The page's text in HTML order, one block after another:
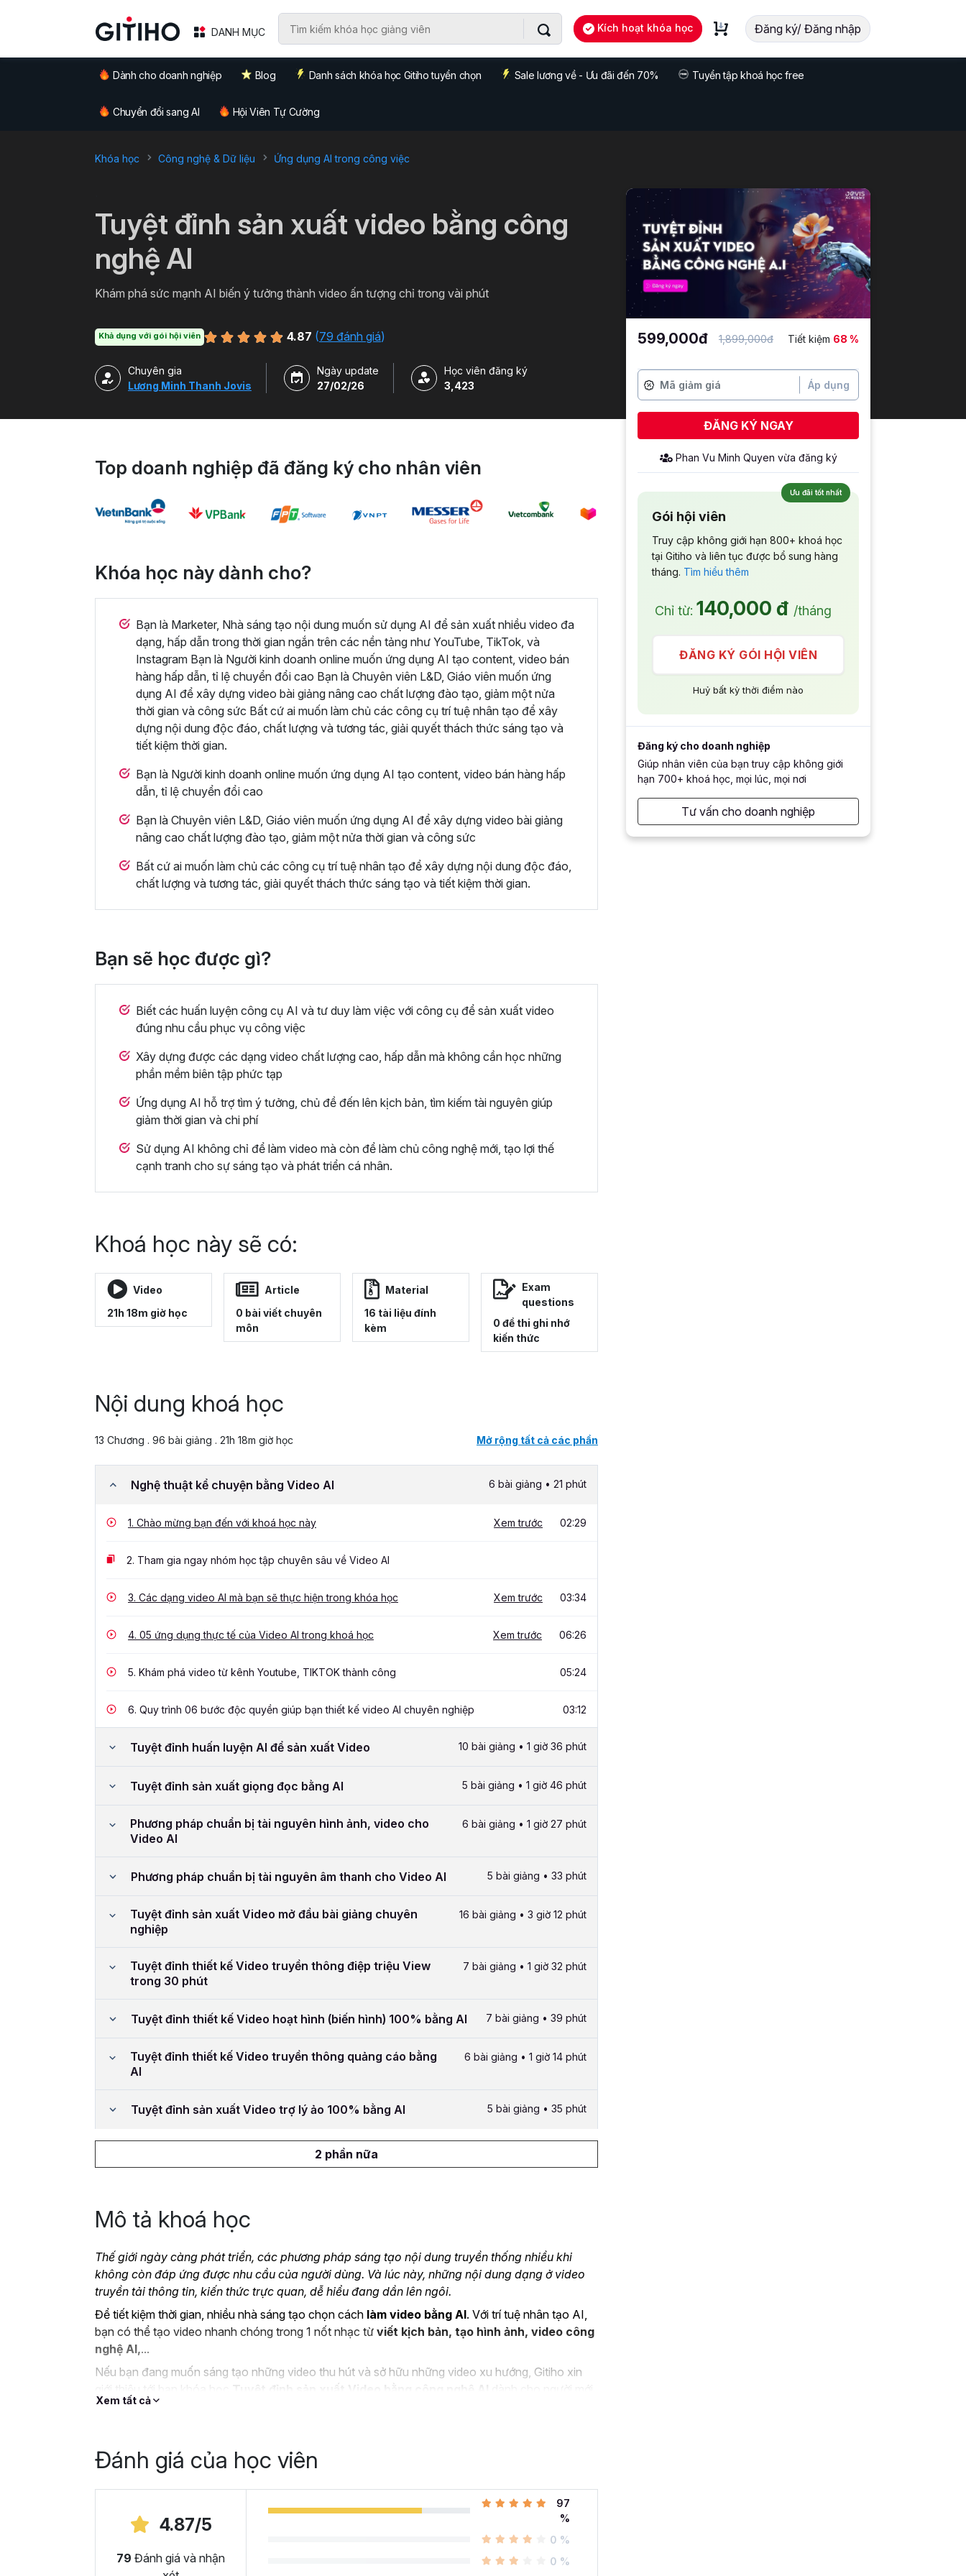
DANH MỤC Kích hoạt khóa học Đăng ký/ Đăng nhập
Dành cho doanh nghiệp Blog Danh sách khóa học Gitiho tuyển chọn Sale lương về - Ưu đãi đến 70% Tuyển tập khoá học free
Chuyển đổi sang AI Hội Viên Tự Cường
Khóa học Công nghệ & Dữ liệu Ứng dụng AI trong công việc
Tuyệt đỉnh sản xuất video bằng công
nghệ AI
Khám phá sức mạnh AI biến ý tưởng thành video ấn tượng chỉ trong vài phút
Khả dụng với gói hội viên 4.87 (79 đánh giá)
Chuyên gia
Lương Minh Thanh Jovis
Ngày update
27/02/26
Học viên đăng ký
3,423
Top doanh nghiệp đã đăng ký cho nhân viên
Khóa học này dành cho?
Bạn là Marketer, Nhà sáng tạo nội dung muốn sử dụng AI để sản xuất nhiều video đa
dạng, hấp dẫn trong thời gian ngắn trên các nền tảng như YouTube, TikTok, và
Instagram Bạn là Người kinh doanh online muốn ứng dụng AI tạo content, video bán
hàng hấp dẫn, tỉ lệ chuyển đổi cao Bạn là Chuyên viên L&D, Giáo viên muốn ứng
dụng AI để xây dựng video bài giảng nâng cao chất lượng đào tạo, giảm một nửa
thời gian và công sức Bất cứ ai muốn làm chủ các công cụ trí tuệ nhân tạo để xây
dựng nội dung độc đáo, chất lượng và tương tác, giải quyết thách thức sáng tạo và
tiết kiệm thời gian.
Bạn là Người kinh doanh online muốn ứng dụng AI tạo content, video bán hàng hấp
dẫn, tỉ lệ chuyển đổi cao
Bạn là Chuyên viên L&D, Giáo viên muốn ứng dụng AI để xây dựng video bài giảng
nâng cao chất lượng đào tạo, giảm một nửa thời gian và công sức
Bất cứ ai muốn làm chủ các công cụ trí tuệ nhân tạo để xây dựng nội dung độc đáo,
chất lượng và tương tác, giải quyết thách thức sáng tạo và tiết kiệm thời gian.
Bạn sẽ học được gì?
Biết các huấn luyện công cụ AI và tư duy làm việc với công cụ để sản xuất video
đúng nhu cầu phục vụ công việc
Xây dựng được các dạng video chất lượng cao, hấp dẫn mà không cần học những
phần mềm biên tập phức tạp
Ứng dụng AI hỗ trợ tìm ý tưởng, chủ đề đến lên kịch bản, tìm kiếm tài nguyên giúp
giảm thời gian và chi phí
Sử dụng AI không chỉ để làm video mà còn để làm chủ công nghệ mới, tạo lợi thế
cạnh tranh cho sự sáng tạo và phát triển cá nhân.
Khoá học này sẽ có:
Video
21h 18m giờ học
Article
0 bài viết chuyên
môn
Material
16 tài liệu đính
kèm
Exam
questions
0 đề thi ghi nhớ
kiến thức
Nội dung khoá học
13 Chương . 96 bài giảng . 21h 18m giờ học Mở rộng tất cả các phần
Nghệ thuật kể chuyện bằng Video AI 6 bài giảng • 21 phút
1. Chào mừng bạn đến với khoá học này Xem trước 02:29
2. Tham gia ngay nhóm học tập chuyên sâu về Video AI
3. Các dạng video AI mà bạn sẽ thực hiện trong khóa học Xem trước 03:34
4. 05 ứng dụng thực tế của Video AI trong khoá học Xem trước 06:26
5. Khám phá video từ kênh Youtube, TIKTOK thành công 05:24
6. Quy trình 06 bước độc quyền giúp bạn thiết kế video AI chuyên nghiệp 03:12
Tuyệt đỉnh huấn luyện AI để sản xuất Video 10 bài giảng • 1 giờ 36 phút
Tuyệt đỉnh sản xuất giọng đọc bằng AI 5 bài giảng • 1 giờ 46 phút
Phương pháp chuẩn bị tài nguyên hình ảnh, video cho
Video AI
6 bài giảng • 1 giờ 27 phút
Phương pháp chuẩn bị tài nguyên âm thanh cho Video AI 5 bài giảng • 33 phút
Tuyệt đỉnh sản xuất Video mở đầu bài giảng chuyên
nghiệp
16 bài giảng • 3 giờ 12 phút
Tuyệt đỉnh thiết kế Video truyền thông điệp triệu View
trong 30 phút
7 bài giảng • 1 giờ 32 phút
Tuyệt đỉnh thiết kế Video hoạt hình (biến hình) 100% bằng AI 7 bài giảng • 39 phút
Tuyệt đỉnh thiết kế Video truyền thông quảng cáo bằng
AI
6 bài giảng • 1 giờ 14 phút
Tuyệt đỉnh sản xuất Video trợ lý ảo 100% bằng AI 5 bài giảng • 35 phút
2 phần nữa
Mô tả khoá học
Thế giới ngày càng phát triển, các phương pháp sáng tạo nội dung truyền thống nhiều khi
không còn đáp ứng được nhu cầu của người dùng. Và lúc này, những nội dung dạng ở video
truyền tải thông tin, kiến thức trực quan, dễ hiểu đang dần lên ngôi.
Để tiết kiệm thời gian, nhiều nhà sáng tạo chọn cách làm video bằng AI. Với trí tuệ nhân tạo AI,
bạn có thể tạo video nhanh chóng trong 1 nốt nhạc từ viết kịch bản, tạo hình ảnh, video công
nghệ AI,...
Nếu bạn đang muốn sáng tạo những video thu hút và sở hữu những video xu hướng, Gitiho xin
giới thiệu tới bạn khóa học Tuyệt đỉnh sản xuất Video bằng công nghệ AI dành cho người mới
bắt đầu.
Xem tất cả
Đánh giá của học viên
4.87/5
79 Đánh giá và nhận
97
%
0 %
0 %
599,000đ 1,899,000đ Tiết kiệm 68 %
Áp dụng
ĐĂNG KÝ NGAY
Phan Vu Minh Quyen vừa đăng ký
Ưu đãi tốt nhất
Gói hội viên
Truy cập không giới hạn 800+ khoá học
tại Gitiho và liên tục được bổ sung hàng
tháng. Tìm hiểu thêm
Chỉ từ: 140,000 đ /tháng
ĐĂNG KÝ GÓI HỘI VIÊN
Huỷ bất kỳ thời điểm nào
Đăng ký cho doanh nghiệp
Giúp nhân viên của bạn truy cập không giới
hạn 700+ khoá học, mọi lúc, mọi nơi
Tư vấn cho doanh nghiệp